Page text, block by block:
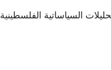
السياساتية الفلسطينية